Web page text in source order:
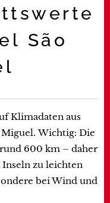
São
Klimadaten aus
Miguel.Wichtig: Die
600 km – daher
Inseln zu leichten
bei Wind und